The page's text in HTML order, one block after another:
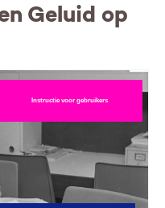
Geluid op
Instructie voor gebruikers